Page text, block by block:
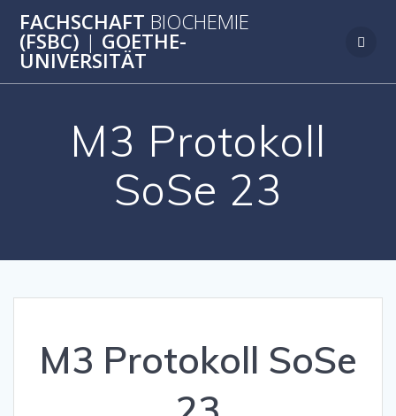
Inhalt
FACHSCHAFT BIOCHEMIE
(FSBC) | GOETHE-
UNIVERSITÄT
M3 Protokoll
SoSe 23
M3 Protokoll SoSe